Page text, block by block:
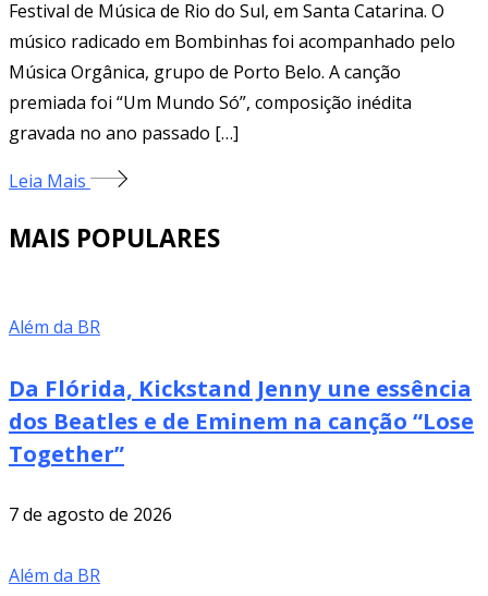
Festival de Música de Rio do Sul, em Santa Catarina. O
músico radicado em Bombinhas foi acompanhado pelo
Música Orgânica, grupo de Porto Belo. A canção
premiada foi “Um Mundo Só”, composição inédita
gravada no ano passado […]
Leia Mais
MAIS POPULARES
Além da BR
Da Flórida, Kickstand Jenny une essência
dos Beatles e de Eminem na canção “Lose
Together”
7 de agosto de 2026
Além da BR